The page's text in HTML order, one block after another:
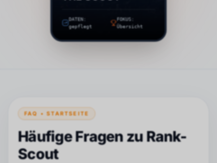
DATEN:
gepflegt
FOKUS:
Übersicht
FAQ • STARTSEITE
Häufige Fragen zu Rank-
Scout